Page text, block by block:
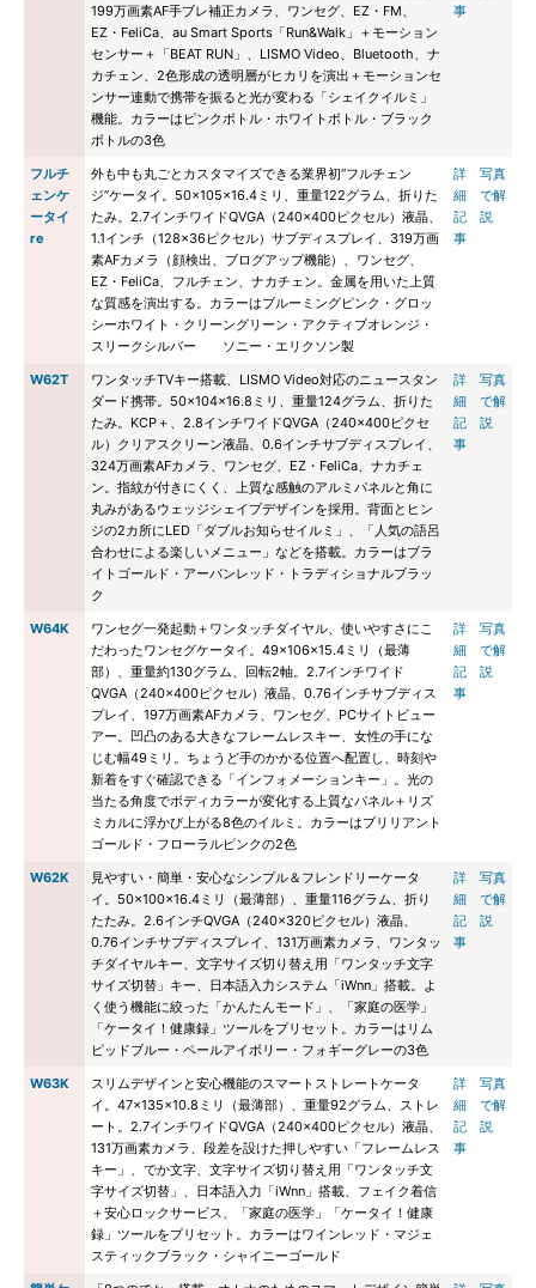
199万画素AF手ブレ補正カメラ、ワンセグ、EZ・FM、
EZ・FeliCa、au Smart Sports「Run&Walk」＋モーション
センサー＋「BEAT RUN」、LISMO Video、Bluetooth、ナ
カチェン、2色形成の透明層がヒカリを演出＋モーションセ
ンサー連動で携帯を振ると光が変わる「シェイクイルミ」
機能。カラーはピンクボトル・ホワイトボトル・ブラック
ボトルの3色
事
フルチ
ェンケ
ータイ
re
外も中も丸ごとカスタマイズできる業界初“フルチェン
ジ”ケータイ。50×105×16.4ミリ、重量122グラム、折りた
たみ。2.7インチワイドQVGA（240×400ピクセル）液晶、
1.1インチ（128×36ピクセル）サブディスプレイ、319万画
素AFカメラ（顔検出、ブログアップ機能）、ワンセグ、
EZ・FeliCa、フルチェン、ナカチェン。金属を用いた上質
な質感を演出する。カラーはブルーミングピンク・グロッ
シーホワイト・クリーングリーン・アクティブオレンジ・
スリークシルバー ソニー・エリクソン製
詳
細
記
事
写真
で解
説
W62T
ワンタッチTVキー搭載、LISMO Video対応のニュースタン
ダード携帯。50×104×16.8ミリ、重量124グラム、折りた
たみ。KCP＋、2.8インチワイドQVGA（240×400ピクセ
ル）クリアスクリーン液晶、0.6インチサブディスプレイ、
324万画素AFカメラ、ワンセグ、EZ・FeliCa、ナカチェ
ン。指紋が付きにくく、上質な感触のアルミパネルと角に
丸みがあるウェッジシェイプデザインを採用。背面とヒン
ジの2カ所にLED「ダブルお知らせイルミ」、「人気の語呂
合わせによる楽しいメニュー」などを搭載。カラーはブラ
イトゴールド・アーバンレッド・トラディショナルブラッ
ク
詳
細
記
事
写真
で解
説
W64K
ワンセグ一発起動＋ワンタッチダイヤル、使いやすさにこ
だわったワンセグケータイ。49×106×15.4ミリ（最薄
部）、重量約130グラム、回転2軸。2.7インチワイド
QVGA（240×400ピクセル）液晶、0.76インチサブディス
プレイ、197万画素AFカメラ、ワンセグ、PCサイトビュー
アー。凹凸のある大きなフレームレスキー、女性の手にな
じむ幅49ミリ。ちょうど手のかかる位置へ配置し、時刻や
新着をすぐ確認できる「インフォメーションキー」。光の
当たる角度でボディカラーが変化する上質なパネル＋リズ
ミカルに浮かび上がる8色のイルミ。カラーはブリリアント
ゴールド・フローラルピンクの2色
詳
細
記
事
写真
で解
説
W62K
見やすい・簡単・安心なシンプル＆フレンドリーケータ
イ。50×100×16.4ミリ（最薄部）、重量116グラム、折り
たたみ。2.6インチQVGA（240×320ピクセル）液晶、
0.76インチサブディスプレイ、131万画素カメラ、ワンタッ
チダイヤルキー、文字サイズ切り替え用「ワンタッチ文字
サイズ切替」キー、日本語入力システム「iWnn」搭載。よ
く使う機能に絞った「かんたんモード」、「家庭の医学」
「ケータイ！健康録」ツールをプリセット。カラーはリム
ピッドブルー・ペールアイボリー・フォギーグレーの3色
詳
細
記
事
写真
で解
説
W63K
スリムデザインと安心機能のスマートストレートケータ
イ。47×135×10.8ミリ（最薄部）、重量92グラム、ストレ
ート。2.7インチワイドQVGA（240×400ピクセル）液晶、
131万画素カメラ、段差を設けた押しやすい「フレームレス
キー」、でか文字、文字サイズ切り替え用「ワンタッチ文
字サイズ切替」、日本語入力「iWnn」搭載、フェイク着信
＋安心ロックサービス、「家庭の医学」「ケータイ！健康
録」ツールをプリセット。カラーはワインレッド・マジェ
スティックブラック・シャイニーゴールド
詳
細
記
事
写真
で解
説